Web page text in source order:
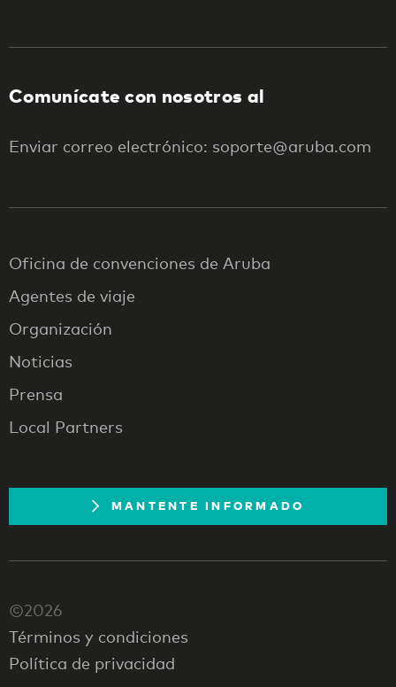
Comunícate con nosotros al
Enviar correo electrónico: soporte@aruba.com
Oficina de convenciones de Aruba
Agentes de viaje
Organización
Noticias
Prensa
Local Partners
MANTENTE INFORMADO
©2026
Términos y condiciones
Política de privacidad